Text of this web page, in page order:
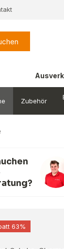
Zubehör
63%